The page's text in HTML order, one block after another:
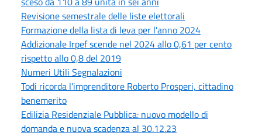
Revisione semestrale delle liste elettorali
Formazione della lista di leva per l'anno 2024
Addizionale Irpef scende nel 2024 allo 0,61 per cento
rispetto allo 0,8 del 2019
Numeri Utili Segnalazioni
Todi ricorda l'imprenditore Roberto Prosperi, cittadino
benemerito
Edilizia Residenziale Pubblica: nuovo modello di
domanda e nuova scadenza al 30.12.23